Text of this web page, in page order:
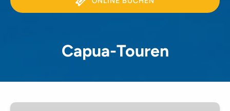
Sprache
Capua-Touren
Capua